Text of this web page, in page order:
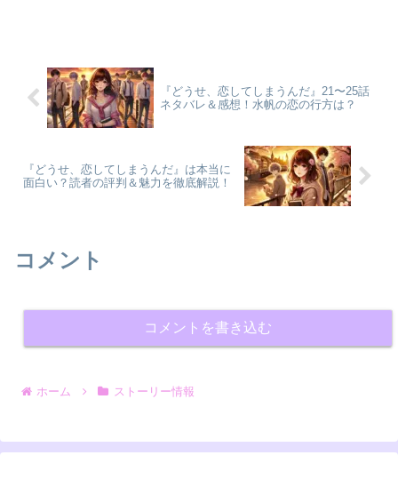
『どうせ、恋してしまうんだ』21〜25話
ネタバレ＆感想！水帆の恋の行方は？
『どうせ、恋してしまうんだ』は本当に
面白い？読者の評判＆魅力を徹底解説！
コメント
コメントを書き込む
ホーム ストーリー情報